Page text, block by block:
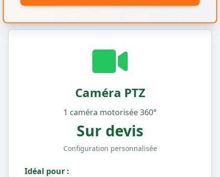
Caméra PTZ
1 caméra motorisée 360°
Sur devis
Configuration personnalisée
Idéal pour :